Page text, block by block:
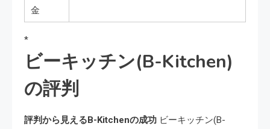
金
*
ビーキッチン(B-Kitchen)
の評判
評判から見えるB-Kitchenの成功 ビーキッチン(B-